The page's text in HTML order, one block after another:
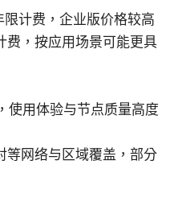
计费，企业版价格较高
费，按应用场景可能更具
使用体验与节点质量高度
等网络与区域覆盖，部分